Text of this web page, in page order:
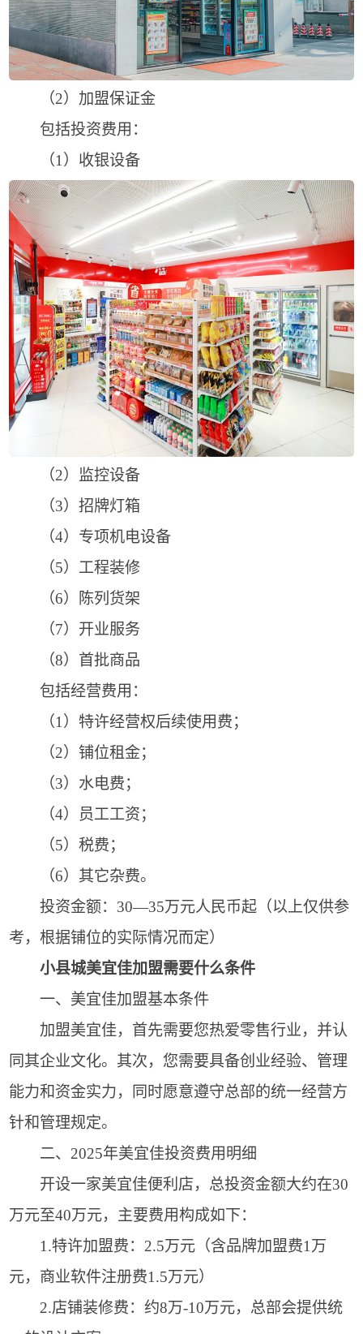
（2）加盟保证金
包括投资费用：
（1）收银设备
（2）监控设备
（3）招牌灯箱
（4）专项机电设备
（5）工程装修
（6）陈列货架
（7）开业服务
（8）首批商品
包括经营费用：
（1）特许经营权后续使用费；
（2）铺位租金；
（3）水电费；
（4）员工工资；
（5）税费；
（6）其它杂费。
投资金额：30—35万元人民币起（以上仅供参
考，根据铺位的实际情况而定）
小县城美宜佳加盟需要什么条件
一、美宜佳加盟基本条件
加盟美宜佳，首先需要您热爱零售行业，并认
同其企业文化。其次，您需要具备创业经验、管理
能力和资金实力，同时愿意遵守总部的统一经营方
针和管理规定。
二、2025年美宜佳投资费用明细
开设一家美宜佳便利店，总投资金额大约在30
万元至40万元，主要费用构成如下：
1.特许加盟费：2.5万元（含品牌加盟费1万
元，商业软件注册费1.5万元）
2.店铺装修费：约8万-10万元，总部会提供统